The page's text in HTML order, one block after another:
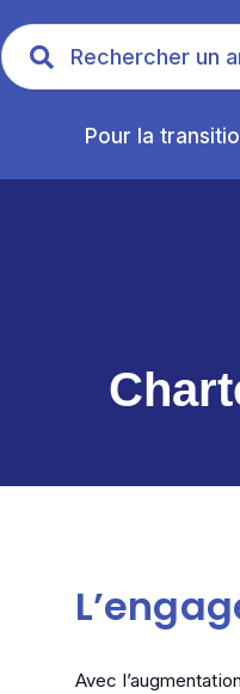
Pour la
Avec